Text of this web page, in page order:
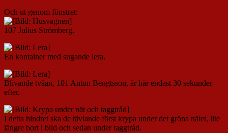
Och ut genom fönstret:
107 Julius Strömberg.
En kontainer med sugande lera.
Blivande tvåan, 101 Anton Bengtsson, är här endast 30 sekunder
efter.
I detta hindret ska de tävlande först krypa under det gröna nätet, lite
längre bort i bild och sedan under taggtråd.